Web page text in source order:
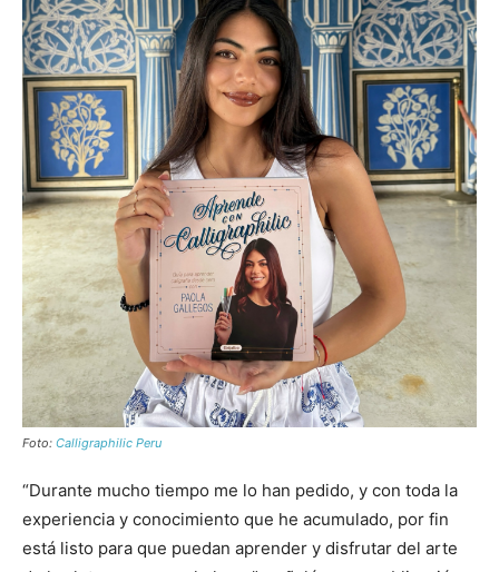
Foto: Calligraphilic Peru
“Durante mucho tiempo me lo han pedido, y con toda la
experiencia y conocimiento que he acumulado, por fin
está listo para que puedan aprender y disfrutar del arte